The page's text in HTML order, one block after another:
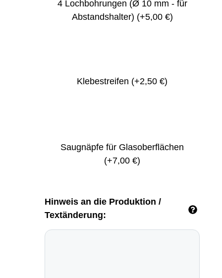
4 Lochbohrungen (Ø 10 mm - für
Abstandshalter) (+5,00 €)
Klebestreifen (+2,50 €)
Saugnäpfe für Glasoberflächen
(+7,00 €)
Hinweis an die Produktion /
Textänderung: